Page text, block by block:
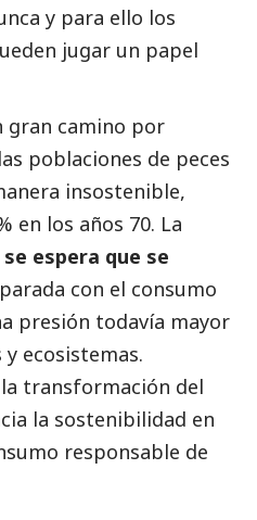
y para ello los
jugar un papel
gran camino por
poblaciones de peces
insostenible,
en los años 70. La
espera que se
con el consumo
presión todavía mayor
ecosistemas.
transformación del
la sostenibilidad en
responsable de